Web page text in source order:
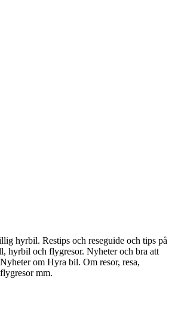
hyrbil. Restips och reseguide och tips på
hyrbil och flygresor. Nyheter och bra att
om Hyra bil. Om resor, resa,
mm.